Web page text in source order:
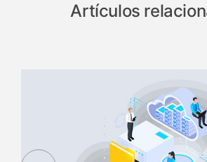
Artículos